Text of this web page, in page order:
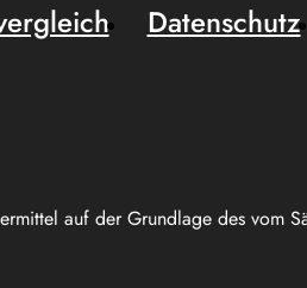
auf der Grundlage des vom
Datenschutz